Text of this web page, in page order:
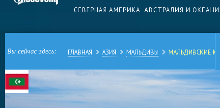
СЕВЕРНАЯ АМЕРИКА АВСТРАЛИЯ И
Вы сейчас здесь: ГЛАВНАЯ АЗИЯ МАЛЬДИВЫ МАЛЬДИВСКИЕ